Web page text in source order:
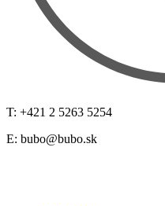
T: +421 2 5263 5254
E: bubo@bubo.sk